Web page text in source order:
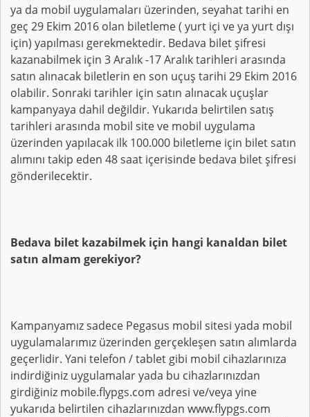
ya da mobil uygulamaları üzerinden, seyahat tarihi en
geç 29 Ekim 2016 olan biletleme ( yurt içi ve ya yurt dışı
için) yapılması gerekmektedir. Bedava bilet şifresi
kazanabilmek için 3 Aralık -17 Aralık tarihleri arasında
satın alınacak biletlerin en son uçuş tarihi 29 Ekim 2016
olabilir. Sonraki tarihler için satın alınacak uçuşlar
kampanyaya dahil değildir. Yukarıda belirtilen satış
tarihleri arasında mobil site ve mobil uygulama
üzerinden yapılacak ilk 100.000 biletleme için bilet satın
alımını takip eden 48 saat içerisinde bedava bilet şifresi
gönderilecektir.
Bedava bilet kazabilmek için hangi kanaldan bilet
satın almam gerekiyor?
Kampanyamız sadece Pegasus mobil sitesi yada mobil
uygulamalarımız üzerinden gerçekleşen satın alımlarda
geçerlidir. Yani telefon / tablet gibi mobil cihazlarınıza
indirdiğiniz uygulamalar yada bu cihazlarınızdan
girdiğiniz mobile.flypgs.com adresi ve/veya yine
yukarıda belirtilen cihazlarınızdan www.flypgs.com